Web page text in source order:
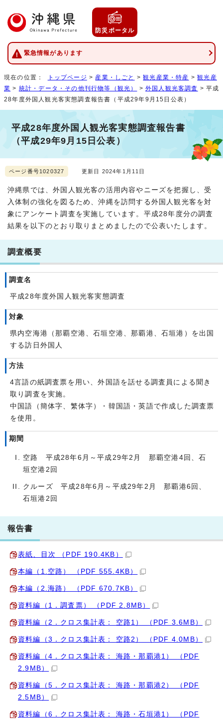
防災ポータル
緊急情報があります
現在の位置： トップページ > 産業・しごと >観光産業・特産 >観光産
業 > 統計・データ・その他刊行物等（観光） >外国人観光客調査 > 平成
28年度外国人観光客実態調査報告書（平成29年9月15日公表）
平成28年度外国人観光客実態調査報告書
（平成29年9月15日公表）
ページ番号1020327 更新日 2024年1月11日
沖縄県では、外国人観光客の活用内容やニーズを把握し、受
入体制の強化を図るため、沖縄を訪問する外国人観光客を対
象にアンケート調査を実施しています。平成28年度分の調査
結果を以下のとおり取りまとめましたので公表いたします。
調査概要
調査名
平成28年度外国人観光客実態調査
対象
県内空海港（那覇空港、石垣空港、那覇港、石垣港）を出国
する訪日外国人
方法
4言語の紙調査票を用い、外国語を話せる調査員による聞き
取り調査を実施。
中国語（簡体字、繁体字）・韓国語・英語で作成した調査票
を使用。
期間
空路 平成28年6月～平成29年2月 那覇空港4回、石
垣空港2回
クルーズ 平成28年6月～平成29年2月 那覇港6回、
石垣港2回
報告書
表紙、目次 （PDF 190.4KB）
本編（1.空路） （PDF 555.4KB）
本編（2.海路） （PDF 670.7KB）
資料編（1．調査票） （PDF 2.8MB）
資料編（2．クロス集計表： 空路1） （PDF 3.6MB）
資料編（3．クロス集計表： 空路2） （PDF 4.0MB）
資料編（4．クロス集計表： 海路・那覇港1） （PDF
2.9MB）
資料編（5．クロス集計表： 海路・那覇港2） （PDF
2.5MB）
資料編（6．クロス集計表： 海路・石垣港1） （PDF